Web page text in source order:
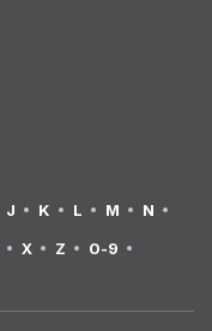
J K L M
N
X Z 0-9